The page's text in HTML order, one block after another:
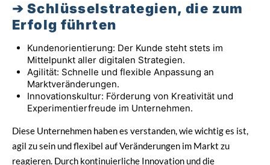
Schlüsselstrategien, die zum
Erfolg führten
Kundenorientierung: Der Kunde steht stets im
Mittelpunkt aller digitalen Strategien.
Agilität: Schnelle und flexible Anpassung an
Marktveränderungen.
Innovationskultur: Förderung von Kreativität und
Experimentierfreude im Unternehmen.
Diese Unternehmen haben es verstanden, wie wichtig es ist,
agil zu sein und flexibel auf Veränderungen im Markt zu
reagieren. Durch kontinuierliche Innovation und die